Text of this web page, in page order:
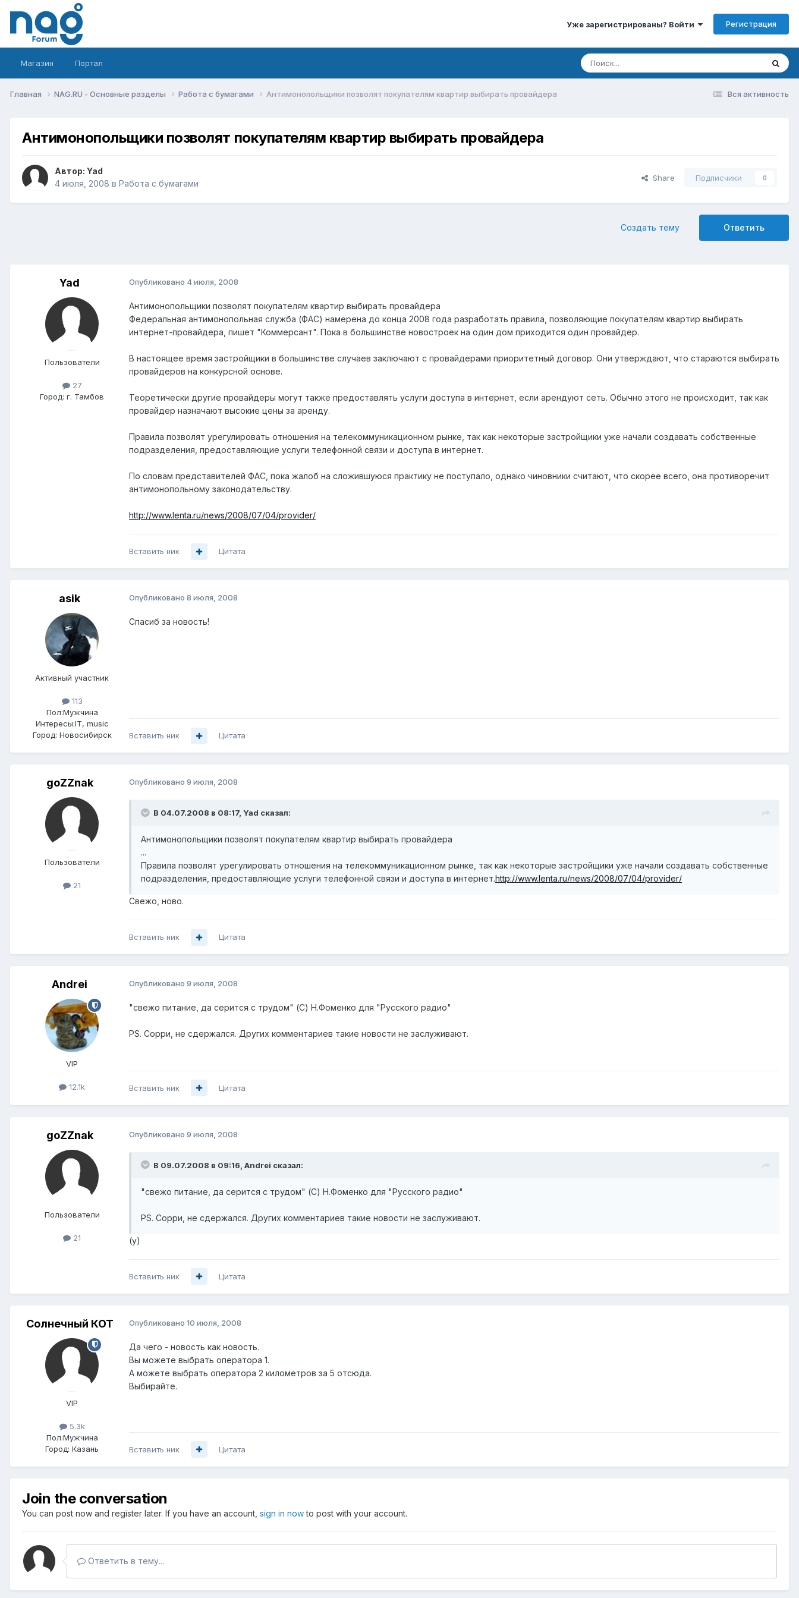
Уже зарегистрированы? Войти Регистрация
Магазин Портал
Вся активность
Главная NAG.RU - Основные разделы Работа с бумагами Антимонопольщики позволят покупателям квартир выбирать провайдера
Антимонопольщики позволят покупателям квартир выбирать провайдера
Автор: Yad
4 июля, 2008 в Работа с бумагами
Share Подписчики 0
Ответить
Создать тему
Yad
Пользователи
27
Город: г. Тамбов
Опубликовано 4 июля, 2008
Антимонопольщики позволят покупателям квартир выбирать провайдера
Федеральная антимонопольная служба (ФАС) намерена до конца 2008 года разработать правила, позволяющие покупателям квартир выбирать
интернет-провайдера, пишет "Коммерсант". Пока в большинстве новостроек на один дом приходится один провайдер.
В настоящее время застройщики в большинстве случаев заключают с провайдерами приоритетный договор. Они утверждают, что стараются выбирать
провайдеров на конкурсной основе.
Теоретически другие провайдеры могут также предоставлять услуги доступа в интернет, если арендуют сеть. Обычно этого не происходит, так как
провайдер назначают высокие цены за аренду.
Правила позволят урегулировать отношения на телекоммуникационном рынке, так как некоторые застройщики уже начали создавать собственные
подразделения, предоставляющие услуги телефонной связи и доступа в интернет.
По словам представителей ФАС, пока жалоб на сложившуюся практику не поступало, однако чиновники считают, что скорее всего, она противоречит
антимонопольному законодательству.
http://www.lenta.ru/news/2008/07/04/provider/
Вставить ник Цитата
asik
Активный участник
113
Пол:Мужчина
Интересы:IT, music
Город: Новосибирск
Опубликовано 8 июля, 2008
Спасиб за новость!
Вставить ник Цитата
goZZnak
Пользователи
21
Опубликовано 9 июля, 2008
В 04.07.2008 в 08:17, Yad сказал:
Антимонопольщики позволят покупателям квартир выбирать провайдера
...
Правила позволят урегулировать отношения на телекоммуникационном рынке, так как некоторые застройщики уже начали создавать собственные
подразделения, предоставляющие услуги телефонной связи и доступа в интернет.http://www.lenta.ru/news/2008/07/04/provider/
Свежо, ново.
Вставить ник Цитата
Andrei
VIP
12.1k
Опубликовано 9 июля, 2008
"свежо питание, да серится с трудом" (С) Н.Фоменко для "Русского радио"
PS. Сорри, не сдержался. Других комментариев такие новости не заслуживают.
Вставить ник Цитата
goZZnak
Пользователи
21
Опубликовано 9 июля, 2008
В 09.07.2008 в 09:16, Andrei сказал:
"свежо питание, да серится с трудом" (С) Н.Фоменко для "Русского радио"
PS. Сорри, не сдержался. Других комментариев такие новости не заслуживают.
(y)
Вставить ник Цитата
Солнечный КОТ
VIP
5.3k
Пол:Мужчина
Город: Казань
Опубликовано 10 июля, 2008
Да чего - новость как новость.
Вы можете выбрать оператора 1.
А можете выбрать оператора 2 километров за 5 отсюда.
Выбирайте.
Вставить ник Цитата
Join the conversation
You can post now and register later. If you have an account, sign in nowto post with your account.
Ответить в тему...